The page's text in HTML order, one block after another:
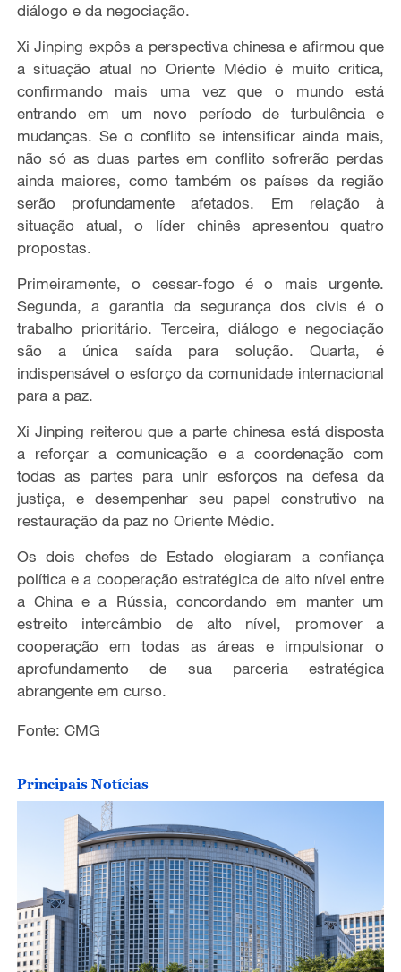
diálogo e da negociação.
Xi Jinping expôs a perspectiva chinesa e afirmou que
a situação atual no Oriente Médio é muito crítica,
confirmando mais uma vez que o mundo está
entrando em um novo período de turbulência e
mudanças. Se o conflito se intensificar ainda mais,
não só as duas partes em conflito sofrerão perdas
ainda maiores, como também os países da região
serão profundamente afetados. Em relação à
situação atual, o líder chinês apresentou quatro
propostas.
Primeiramente, o cessar-fogo é o mais urgente.
Segunda, a garantia da segurança dos civis é o
trabalho prioritário. Terceira, diálogo e negociação
são a única saída para solução. Quarta, é
indispensável o esforço da comunidade internacional
para a paz.
Xi Jinping reiterou que a parte chinesa está disposta
a reforçar a comunicação e a coordenação com
todas as partes para unir esforços na defesa da
justiça, e desempenhar seu papel construtivo na
restauração da paz no Oriente Médio.
Os dois chefes de Estado elogiaram a confiança
política e a cooperação estratégica de alto nível entre
a China e a Rússia, concordando em manter um
estreito intercâmbio de alto nível, promover a
cooperação em todas as áreas e impulsionar o
aprofundamento de sua parceria estratégica
abrangente em curso.
Fonte: CMG
Principais Notícias